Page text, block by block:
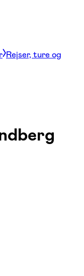
Rejser, ture og